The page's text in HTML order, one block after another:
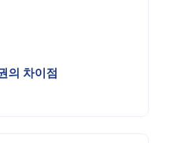
의 차이점